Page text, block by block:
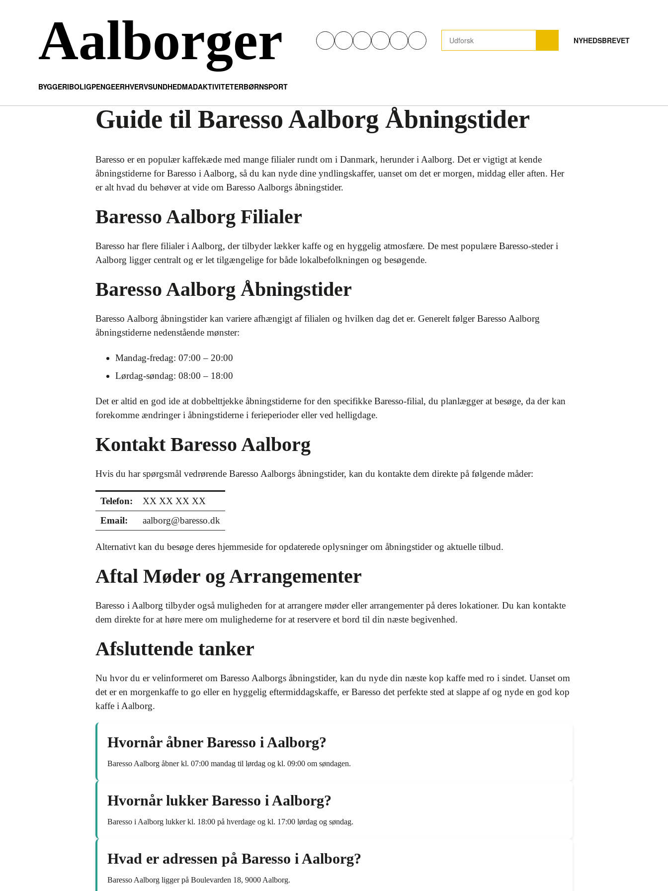
Aalborger NYHEDSBREVET
BYGGERIBOLIGPENGEERHVERVSUNDHEDMADAKTIVITETERBØRNSPORT
Guide til Baresso Aalborg Åbningstider
Baresso er en populær kaffekæde med mange filialer rundt om i Danmark, herunder i Aalborg. Det er vigtigt at kende
åbningstiderne for Baresso i Aalborg, så du kan nyde dine yndlingskaffer, uanset om det er morgen, middag eller aften. Her
er alt hvad du behøver at vide om Baresso Aalborgs åbningstider.
Baresso Aalborg Filialer
Baresso har flere filialer i Aalborg, der tilbyder lækker kaffe og en hyggelig atmosfære. De mest populære Baresso-steder i
Aalborg ligger centralt og er let tilgængelige for både lokalbefolkningen og besøgende.
Baresso Aalborg Åbningstider
Baresso Aalborg åbningstider kan variere afhængigt af filialen og hvilken dag det er. Generelt følger Baresso Aalborg
åbningstiderne nedenstående mønster:
Mandag-fredag: 07:00 – 20:00
Lørdag-søndag: 08:00 – 18:00
Det er altid en god ide at dobbelttjekke åbningstiderne for den specifikke Baresso-filial, du planlægger at besøge, da der kan
forekomme ændringer i åbningstiderne i ferieperioder eller ved helligdage.
Kontakt Baresso Aalborg
Hvis du har spørgsmål vedrørende Baresso Aalborgs åbningstider, kan du kontakte dem direkte på følgende måder:
Telefon:
XX XX XX XX
Email:
aalborg@baresso.dk
Alternativt kan du besøge deres hjemmeside for opdaterede oplysninger om åbningstider og aktuelle tilbud.
Aftal Møder og Arrangementer
Baresso i Aalborg tilbyder også muligheden for at arrangere møder eller arrangementer på deres lokationer. Du kan kontakte
dem direkte for at høre mere om mulighederne for at reservere et bord til din næste begivenhed.
Afsluttende tanker
Nu hvor du er velinformeret om Baresso Aalborgs åbningstider, kan du nyde din næste kop kaffe med ro i sindet. Uanset om
det er en morgenkaffe to go eller en hyggelig eftermiddagskaffe, er Baresso det perfekte sted at slappe af og nyde en god kop
kaffe i Aalborg.
Hvornår åbner Baresso i Aalborg?
Baresso Aalborg åbner kl. 07:00 mandag til lørdag og kl. 09:00 om søndagen.
Hvornår lukker Baresso i Aalborg?
Baresso i Aalborg lukker kl. 18:00 på hverdage og kl. 17:00 lørdag og søndag.
Hvad er adressen på Baresso i Aalborg?
Baresso Aalborg ligger på Boulevarden 18, 9000 Aalborg.